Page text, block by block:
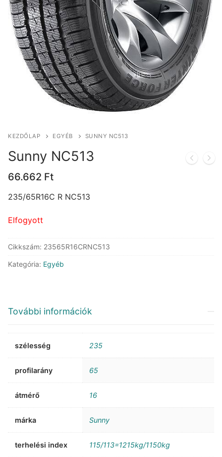
KEZDŐLAP EGYÉB SUNNY NC513
Sunny NC513
66.662 Ft
235/65R16C R NC513
Elfogyott
Cikkszám: 23565R16CRNC513
Kategória: Egyéb
További információk
szélesség 235
profilarány 65
átmérő 16
márka Sunny
terhelési index 115/113=1215kg/1150kg